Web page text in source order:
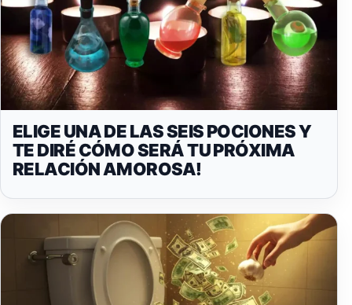
ELIGE UNA DE LAS SEIS POCIONES Y
TE DIRÉ CÓMO SERÁ TU PRÓXIMA
RELACIÓN AMOROSA!